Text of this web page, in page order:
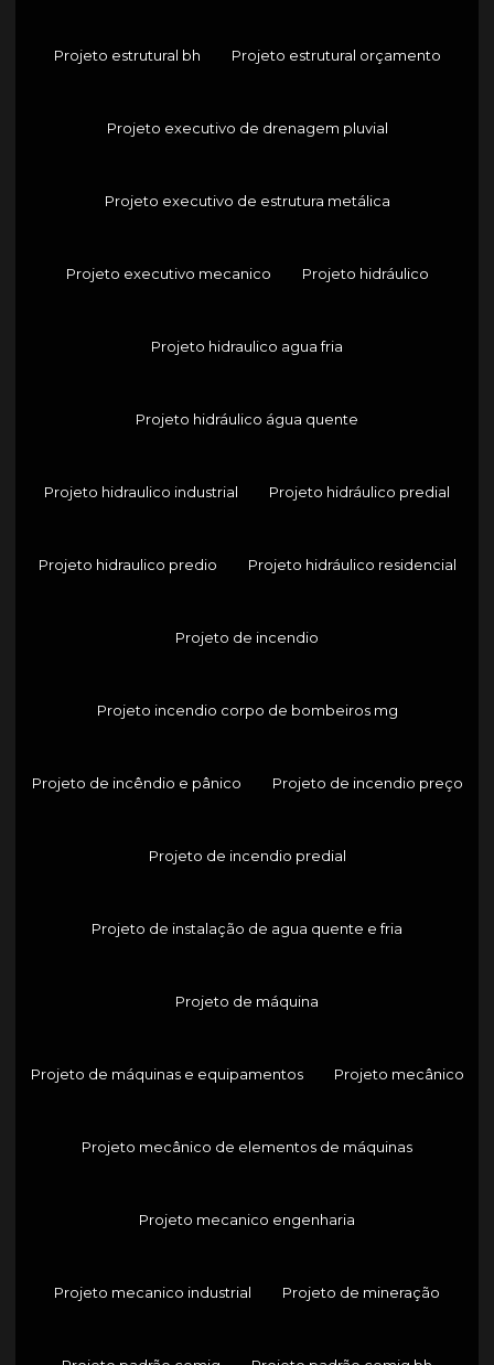
Projeto estrutural bh Projeto estrutural orçamento
Projeto executivo de drenagem pluvial
Projeto executivo de estrutura metálica
Projeto executivo mecanico Projeto hidráulico
Projeto hidraulico agua fria
Projeto hidráulico água quente
Projeto hidraulico industrial Projeto hidráulico predial
Projeto hidraulico predio Projeto hidráulico residencial
Projeto de incendio
Projeto incendio corpo de bombeiros mg
Projeto de incêndio e pânico Projeto de incendio preço
Projeto de incendio predial
Projeto de instalação de agua quente e fria
Projeto de máquina
Projeto de máquinas e equipamentos Projeto mecânico
Projeto mecânico de elementos de máquinas
Projeto mecanico engenharia
Projeto mecanico industrial Projeto de mineração